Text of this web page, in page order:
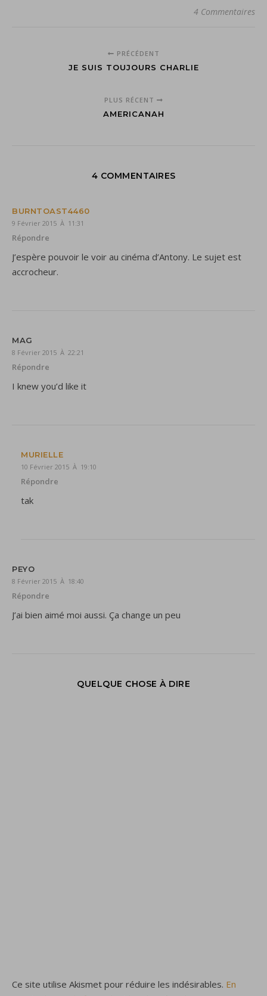
4 Commentaires
PRÉCÉDENT
JE SUIS TOUJOURS CHARLIE
PLUS RÉCENT
AMERICANAH
4 COMMENTAIRES
BURNTOAST4460
9 Février 2015 À 11:31
Répondre
J’espère pouvoir le voir au cinéma d’Antony. Le sujet est
accrocheur.
MAG
8 Février 2015 À 22:21
Répondre
I knew you’d like it
MURIELLE
10 Février 2015 À 19:10
Répondre
tak
PEYO
8 Février 2015 À 18:40
Répondre
J’ai bien aimé moi aussi. Ça change un peu
QUELQUE CHOSE À DIRE
Ce site utilise Akismet pour réduire les indésirables. En